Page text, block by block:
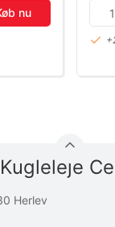
nu
Herlev